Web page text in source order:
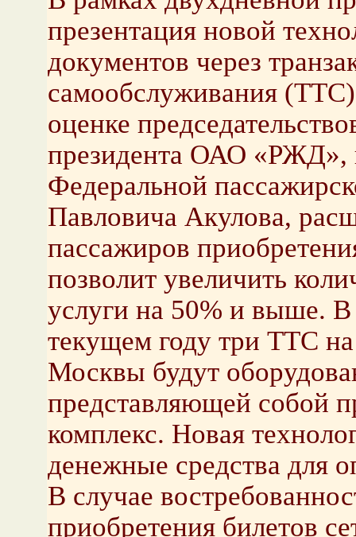
презентация новой
документов через
самообслуживания
оценке
президента ОАО «РЖД»,
Федеральной
Павловича Акулова,
пассажиров
позволит увеличить
услуги на 50% и выше. В
текущем году три ТТС на
Москвы будут
представляющей собой
комплекс. Новая
денежные средства для
В случае
приобретения билетов